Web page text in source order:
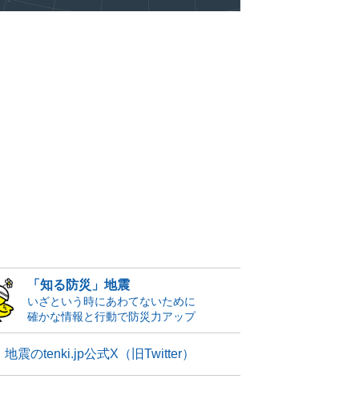
「知る防災」地震
いざという時にあわてないために
確かな情報と行動で防災力アップ
地震のtenki.jp公式X（旧Twitter）